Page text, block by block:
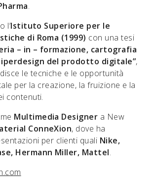
.
l’Istituto Superiore per le
di Roma (1999) con una tesi
– in – formazione, cartografia
del prodotto digitale”,
le tecniche e le opportunità
per la creazione, la fruizione e la
contenuti.
Multimedia Designer a New
ConneXion, dove ha
per clienti quali Nike,
Hermann Miller, Mattel.